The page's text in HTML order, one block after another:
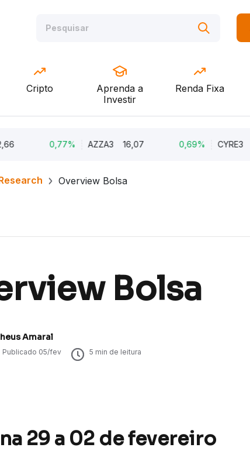
Cripto
Aprenda a
Investir
Renda Fixa
0,77% AZZA3 16,07 0,69% CYRE3 21,77
Overview Bolsa
Bolsa
Amaral
Publicado 05/fev 5 min de leitura
29 a 02 de fevereiro